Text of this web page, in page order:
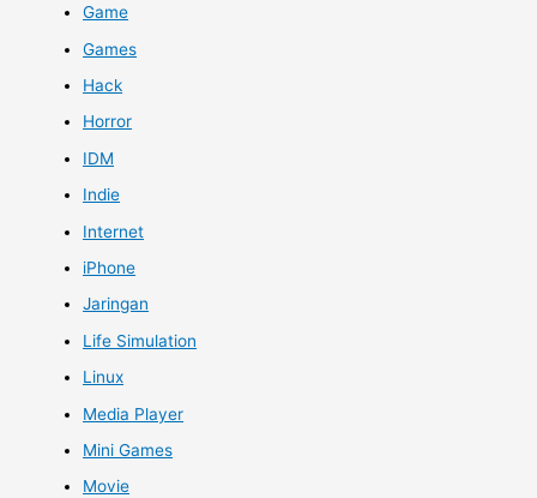
Game
Games
Hack
Horror
IDM
Indie
Internet
iPhone
Jaringan
Life Simulation
Linux
Media Player
Mini Games
Movie